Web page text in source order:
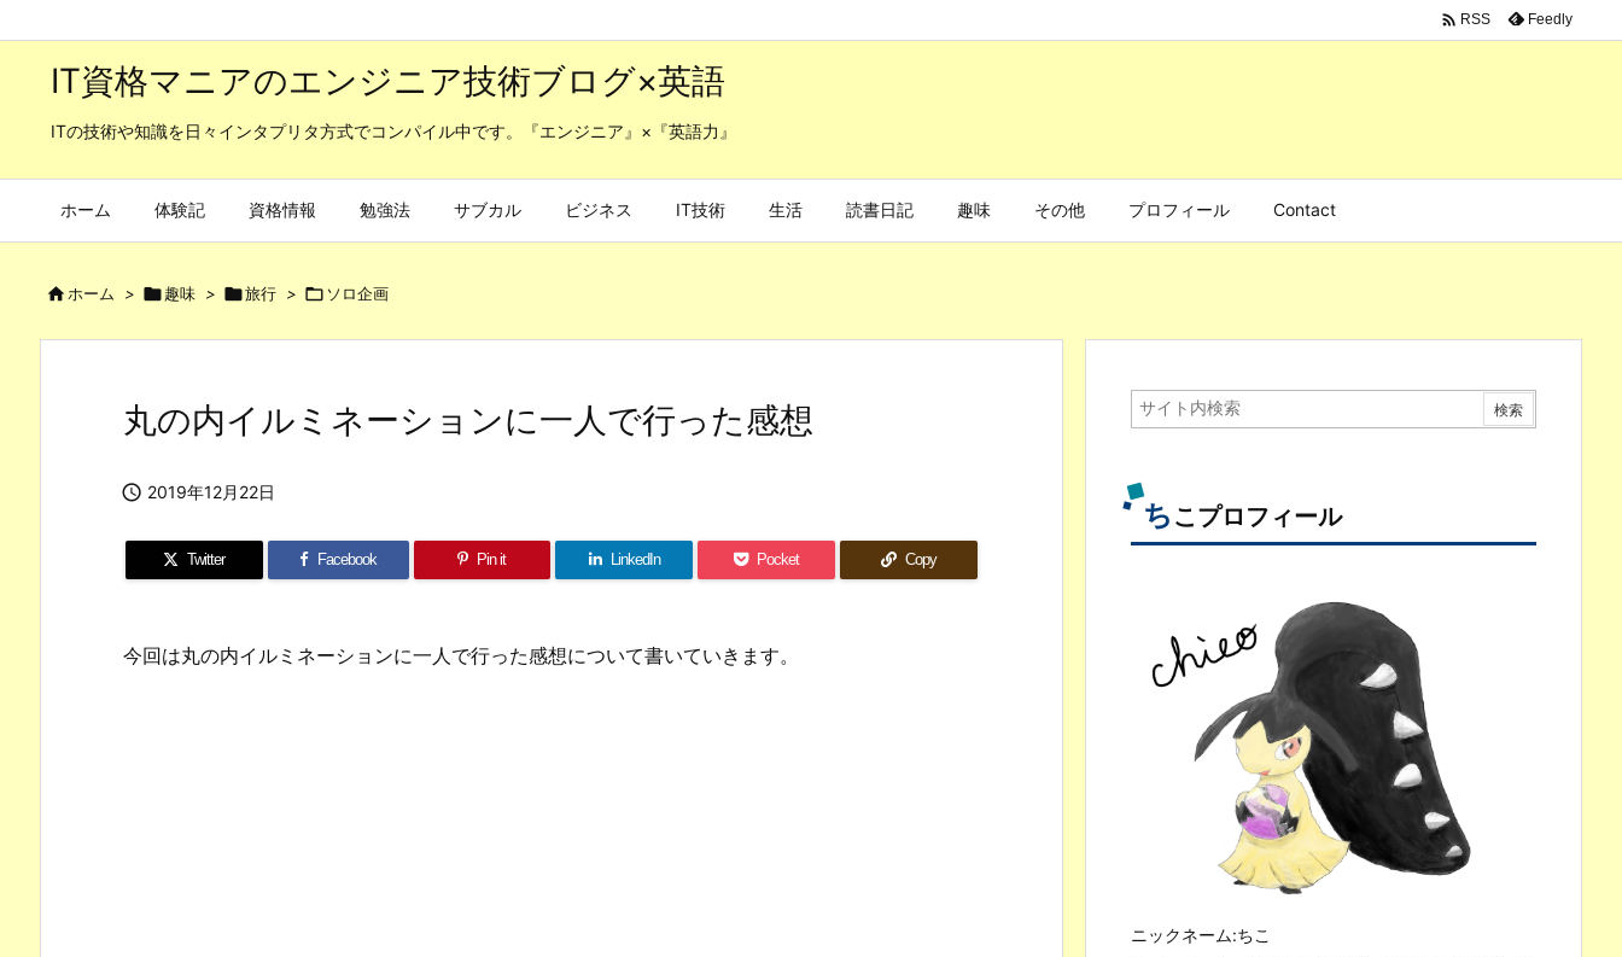
IT資格マニアのエンジニア技術ブログ×英語
ITの技術や知識を日々インタプリタ方式でコンパイル中です。『エンジニア』×『英語力』
ホーム 体験記 資格情報 勉強法 サブカル ビジネス IT技術 生活 読書日記 趣味 その他 プロフィール Contact
 RSS Feedly
ホーム > 趣味 > 旅行 >  ソロ企画
丸の内イルミネーションに一人で行った感想
 2019年12月22日
Twitter Facebook Pin it LinkedIn Pocket Copy
今回は丸の内イルミネーションに一人で行った感想について書いていきます。
ち こプロフィール
ニックネーム:ちこ